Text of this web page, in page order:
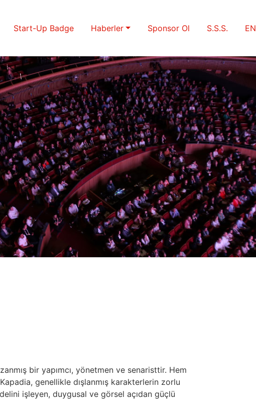
Start-Up Badge Haberler Sponsor Ol S.S.S. EN
bir yapımcı, yönetmen ve senaristtir. Hem
genellikle dışlanmış karakterlerin zorlu
işleyen, duygusal ve görsel açıdan güçlü